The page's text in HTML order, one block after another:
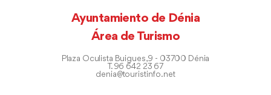
Ayuntamiento de Dénia
Área de Turismo
Plaza Oculista Buigues, 9 - 03700 Dénia
T. 96 642 23 67
denia@touristinfo.net